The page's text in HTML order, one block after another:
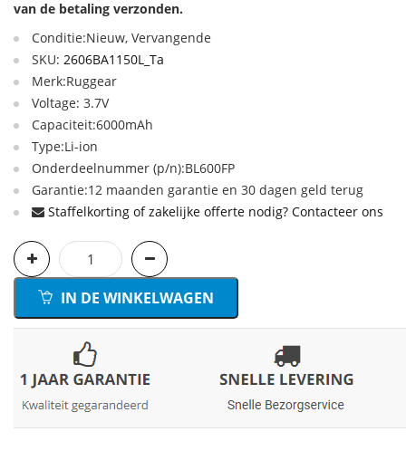
van de betaling verzonden.
Conditie:Nieuw, Vervangende
SKU: 2606BA1150L_Ta
Merk:Ruggear
Voltage: 3.7V
Capaciteit:6000mAh
Type:Li-ion
Onderdeelnummer (p/n):BL600FP
Garantie:12 maanden garantie en 30 dagen geld terug
Staffelkorting of zakelijke offerte nodig? Contacteer ons
IN DE WINKELWAGEN